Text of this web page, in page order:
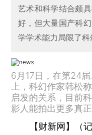
艺术和科学结合颇
好，但大量国产科
学学术能力局限了
6月17日，在第24
上，科幻作家韩松
启发的关系，目前
影人能拍出更多真
【财新网】（